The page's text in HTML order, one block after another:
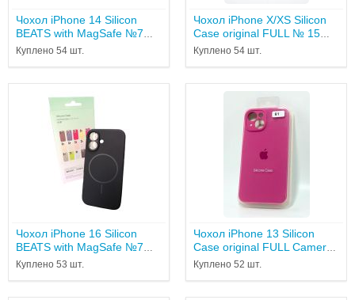
Чохол iPhone 14 Silicon
BEATS with MagSafe №7
Midnight...
Куплено 54 шт.
Чохол iPhone X/XS Silicon
Case original FULL № 15
marengo ( 4you...
Куплено 54 шт.
Чохол iPhone 16 Silicon
BEATS with MagSafe №7
Midnight...
Куплено 53 шт.
Чохол iPhone 13 Silicon
Case original FULL Camera
№ 61 hibiscous ( 4you...
Куплено 52 шт.